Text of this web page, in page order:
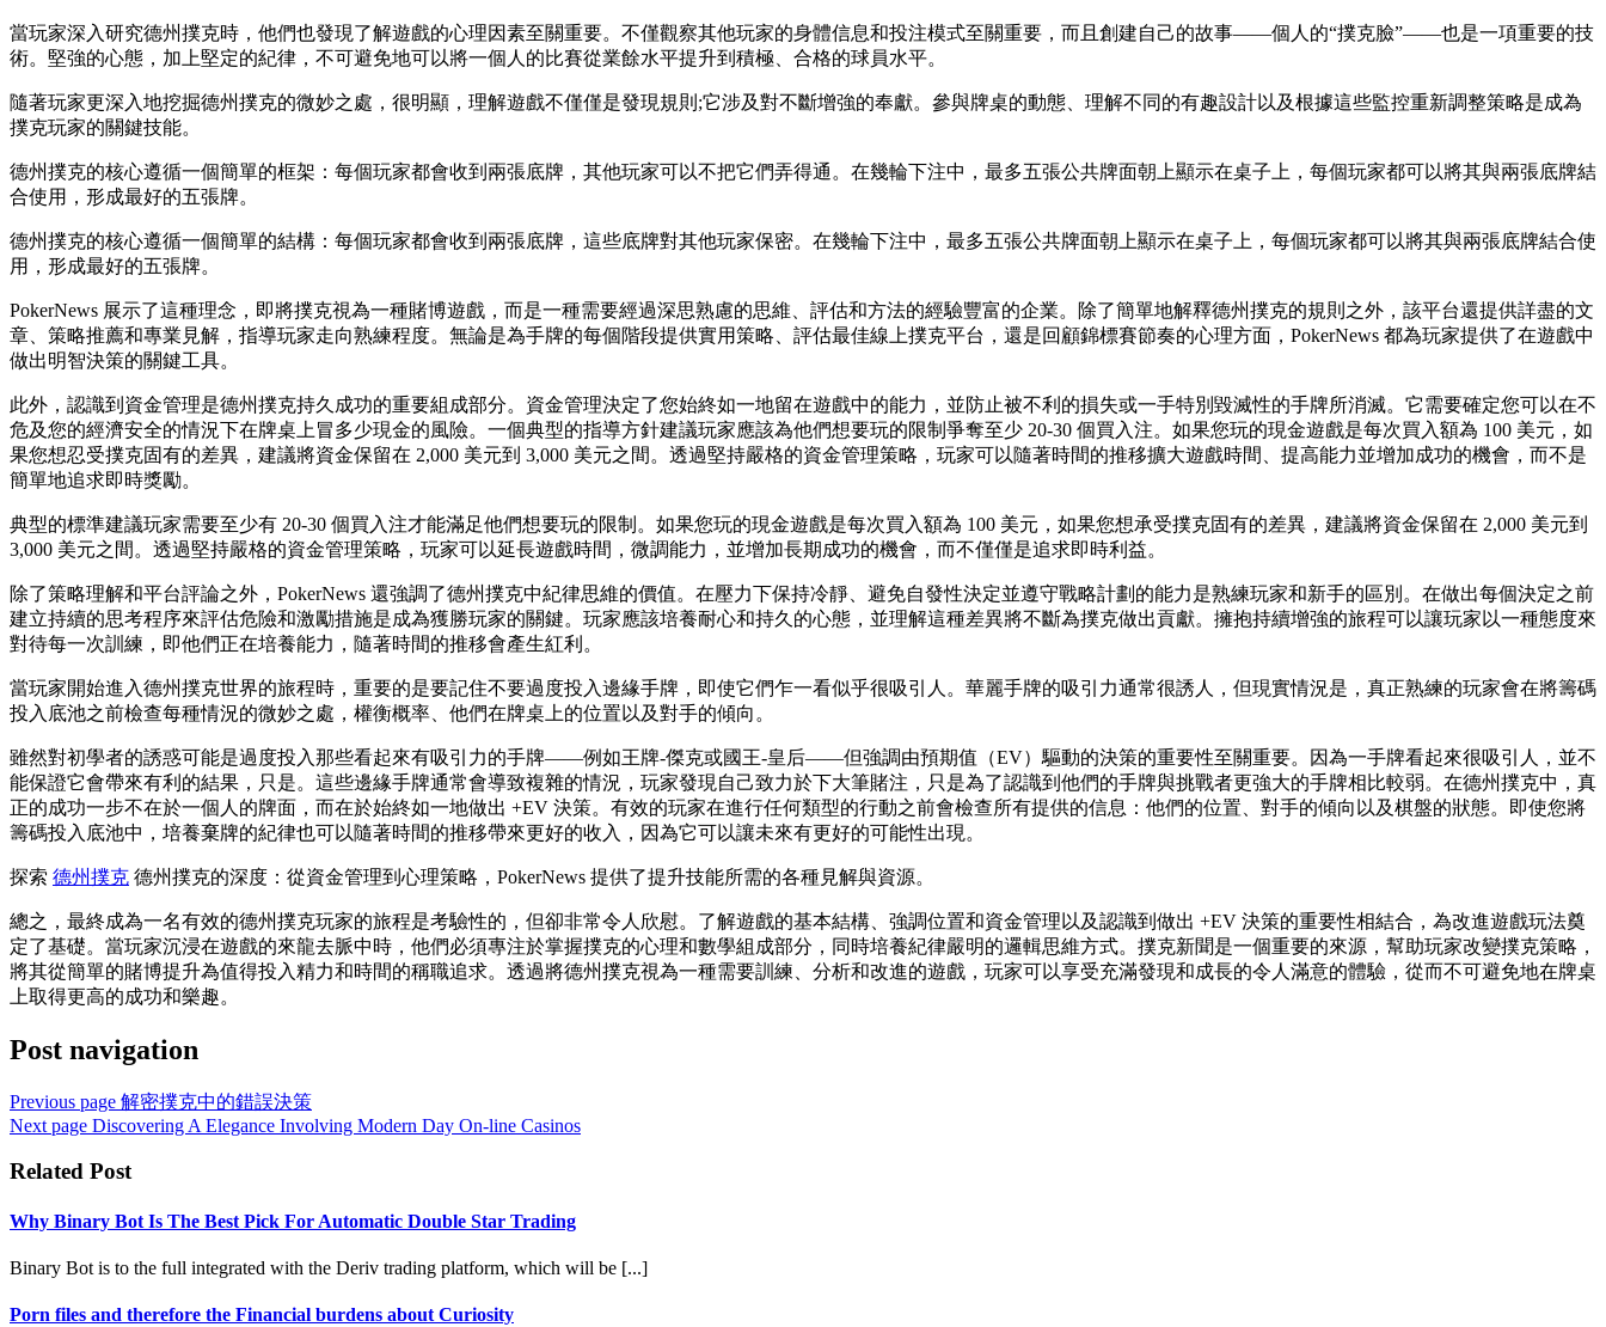
當玩家深入研究德州撲克時，他們也發現了解遊戲的心理因素至關重要。不僅觀察其他玩家的身體信息和投注模式至關重要，而且創建自己的故事——個人的“撲克臉”——也是一項重要的技
術。堅強的心態，加上堅定的紀律，不可避免地可以將一個人的比賽從業餘水平提升到積極、合格的球員水平。
隨著玩家更深入地挖掘德州撲克的微妙之處，很明顯，理解遊戲不僅僅是發現規則;它涉及對不斷增強的奉獻。參與牌桌的動態、理解不同的有趣設計以及根據這些監控重新調整策略是成為
撲克玩家的關鍵技能。
德州撲克的核心遵循一個簡單的框架：每個玩家都會收到兩張底牌，其他玩家可以不把它們弄得通。在幾輪下注中，最多五張公共牌面朝上顯示在桌子上，每個玩家都可以將其與兩張底牌結
合使用，形成最好的五張牌。
德州撲克的核心遵循一個簡單的結構：每個玩家都會收到兩張底牌，這些底牌對其他玩家保密。在幾輪下注中，最多五張公共牌面朝上顯示在桌子上，每個玩家都可以將其與兩張底牌結合使
用，形成最好的五張牌。
PokerNews 展示了這種理念，即將撲克視為一種賭博遊戲，而是一種需要經過深思熟慮的思維、評估和方法的經驗豐富的企業。除了簡單地解釋德州撲克的規則之外，該平台還提供詳盡的文
章、策略推薦和專業見解，指導玩家走向熟練程度。無論是為手牌的每個階段提供實用策略、評估最佳線上撲克平台，還是回顧錦標賽節奏的心理方面，PokerNews 都為玩家提供了在遊戲中
做出明智決策的關鍵工具。
此外，認識到資金管理是德州撲克持久成功的重要組成部分。資金管理決定了您始終如一地留在遊戲中的能力，並防止被不利的損失或一手特別毀滅性的手牌所消滅。它需要確定您可以在不
危及您的經濟安全的情況下在牌桌上冒多少現金的風險。一個典型的指導方針建議玩家應該為他們想要玩的限制爭奪至少 20-30 個買入注。如果您玩的現金遊戲是每次買入額為 100 美元，如
果您想忍受撲克固有的差異，建議將資金保留在 2,000 美元到 3,000 美元之間。透過堅持嚴格的資金管理策略，玩家可以隨著時間的推移擴大遊戲時間、提高能力並增加成功的機會，而不是
簡單地追求即時獎勵。
典型的標準建議玩家需要至少有 20-30 個買入注才能滿足他們想要玩的限制。如果您玩的現金遊戲是每次買入額為 100 美元，如果您想承受撲克固有的差異，建議將資金保留在 2,000 美元到
3,000 美元之間。透過堅持嚴格的資金管理策略，玩家可以延長遊戲時間，微調能力，並增加長期成功的機會，而不僅僅是追求即時利益。
除了策略理解和平台評論之外，PokerNews 還強調了德州撲克中紀律思維的價值。在壓力下保持冷靜、避免自發性決定並遵守戰略計劃的能力是熟練玩家和新手的區別。在做出每個決定之前
建立持續的思考程序來評估危險和激勵措施是成為獲勝玩家的關鍵。玩家應該培養耐心和持久的心態，並理解這種差異將不斷為撲克做出貢獻。擁抱持續增強的旅程可以讓玩家以一種態度來
對待每一次訓練，即他們正在培養能力，隨著時間的推移會產生紅利。
當玩家開始進入德州撲克世界的旅程時，重要的是要記住不要過度投入邊緣手牌，即使它們乍一看似乎很吸引人。華麗手牌的吸引力通常很誘人，但現實情況是，真正熟練的玩家會在將籌碼
投入底池之前檢查每種情況的微妙之處，權衡概率、他們在牌桌上的位置以及對手的傾向。
雖然對初學者的誘惑可能是過度投入那些看起來有吸引力的手牌——例如王牌-傑克或國王-皇后——但強調由預期值（EV）驅動的決策的重要性至關重要。因為一手牌看起來很吸引人，並不
能保證它會帶來有利的結果，只是。這些邊緣手牌通常會導致複雜的情況，玩家發現自己致力於下大筆賭注，只是為了認識到他們的手牌與挑戰者更強大的手牌相比較弱。在德州撲克中，真
正的成功一步不在於一個人的牌面，而在於始終如一地做出 +EV 決策。有效的玩家在進行任何類型的行動之前會檢查所有提供的信息：他們的位置、對手的傾向以及棋盤的狀態。即使您將
籌碼投入底池中，培養棄牌的紀律也可以隨著時間的推移帶來更好的收入，因為它可以讓未來有更好的可能性出現。
探索 德州撲克 德州撲克的深度：從資金管理到心理策略，PokerNews 提供了提升技能所需的各種見解與資源。
總之，最終成為一名有效的德州撲克玩家的旅程是考驗性的，但卻非常令人欣慰。了解遊戲的基本結構、強調位置和資金管理以及認識到做出 +EV 決策的重要性相結合，為改進遊戲玩法奠
定了基礎。當玩家沉浸在遊戲的來龍去脈中時，他們必須專注於掌握撲克的心理和數學組成部分，同時培養紀律嚴明的邏輯思維方式。撲克新聞是一個重要的來源，幫助玩家改變撲克策略，
將其從簡單的賭博提升為值得投入精力和時間的稱職追求。透過將德州撲克視為一種需要訓練、分析和改進的遊戲，玩家可以享受充滿發現和成長的令人滿意的體驗，從而不可避免地在牌桌
上取得更高的成功和樂趣。
Post navigation
Previous page 解密撲克中的錯誤決策
Next page Discovering A Elegance Involving Modern Day On-line Casinos
Related Post
Why Binary Bot Is The Best Pick For Automatic Double Star Trading
Binary Bot is to the full integrated with the Deriv trading platform, which will be [...]
Porn files and therefore the Financial burdens about Curiosity